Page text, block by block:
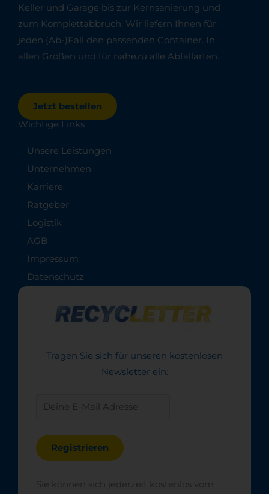
Keller und Garage bis zur Kernsanierung und
zum Komplettabbruch: Wir liefern Ihnen für
jeden (Ab-)Fall den passenden Container. In
allen Größen und für nahezu alle Abfallarten.
Jetzt bestellen
Wichtige Links
Unsere Leistungen
Unternehmen
Karriere
Ratgeber
Logistik
AGB
Impressum
Datenschutz
Tragen Sie sich für unseren kostenlosen
Newsletter ein:
Sie können sich jederzeit kostenlos vom